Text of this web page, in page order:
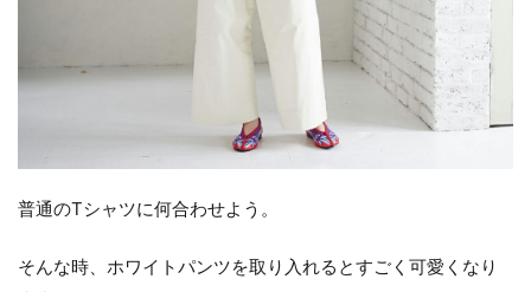
普通のTシャツに何合わせよう。
そんな時、ホワイトパンツを取り入れるとすごく可愛くなり